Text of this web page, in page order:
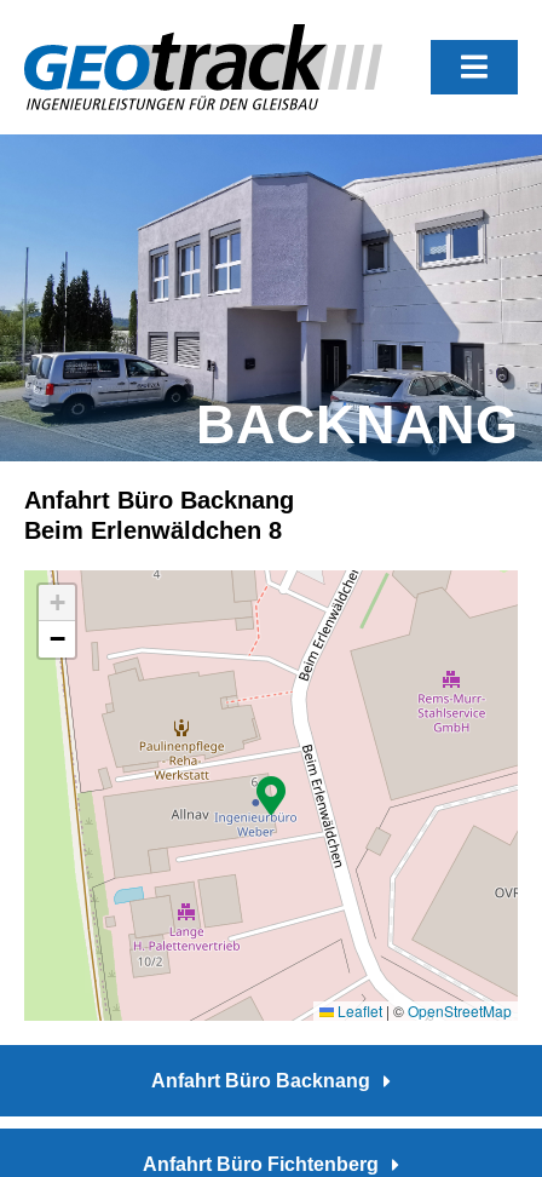
springen
Referenzen
Kontakt
BACKNANG
Anfahrt Büro Backnang
Beim Erlenwäldchen 8
+
−
Leaflet | ©OpenStreetMap
Anfahrt Büro Backnang
Anfahrt Büro Fichtenberg